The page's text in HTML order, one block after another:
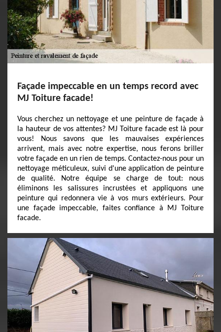
Façade impeccable en un temps record avec
MJ Toiture facade!
Vous cherchez un nettoyage et une peinture de façade à
la hauteur de vos attentes? MJ Toiture facade est là pour
vous! Nous savons que les mauvaises expériences
arrivent, mais avec notre expertise, nous ferons briller
votre façade en un rien de temps. Contactez-nous pour un
nettoyage méticuleux, suivi d'une application de peinture
de qualité. Notre équipe se charge de tout: nous
éliminons les salissures incrustées et appliquons une
peinture qui redonnera vie à vos murs extérieurs. Pour
une façade impeccable, faites confiance à MJ Toiture
facade.